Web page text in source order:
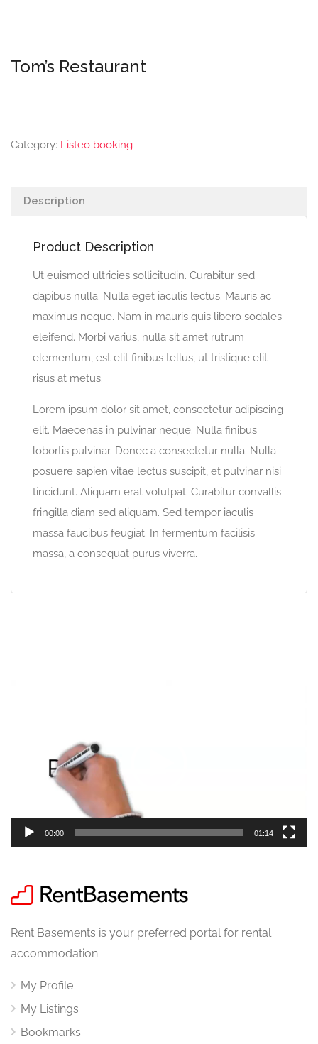
Tom’s Restaurant
Category: Listeo booking
Description
Product Description
Ut euismod ultricies sollicitudin. Curabitur sed
dapibus nulla. Nulla eget iaculis lectus. Mauris ac
maximus neque. Nam in mauris quis libero sodales
eleifend. Morbi varius, nulla sit amet rutrum
elementum, est elit finibus tellus, ut tristique elit
risus at metus.
Lorem ipsum dolor sit amet, consectetur adipiscing
elit. Maecenas in pulvinar neque. Nulla finibus
lobortis pulvinar. Donec a consectetur nulla. Nulla
posuere sapien vitae lectus suscipit, et pulvinar nisi
tincidunt. Aliquam erat volutpat. Curabitur convallis
fringilla diam sed aliquam. Sed tempor iaculis
massa faucibus feugiat. In fermentum facilisis
massa, a consequat purus viverra.
00:00 01:14
Rent Basements is your preferred portal for rental
accommodation.
My Profile
My Listings
Bookmarks